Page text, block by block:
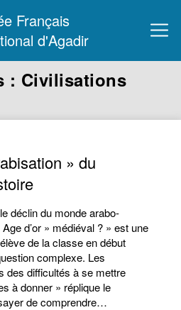
Français
d'Agadir
: Civilisations
» du
déclin du monde arabo-
d’or » médiéval ? » est une
de la classe en début
complexe. Les
des difficultés à se mettre
à donner » réplique le
de comprendre…